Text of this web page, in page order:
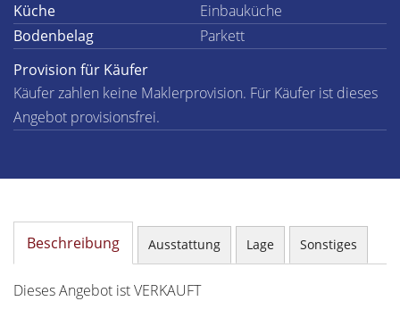
Küche
Einbauküche
Bodenbelag
Parkett
Provision für Käufer
Käufer zahlen keine Maklerprovision. Für Käufer ist dieses
Angebot provisionsfrei.
Beschreibung Ausstattung Lage Sonstiges
Dieses Angebot ist VERKAUFT